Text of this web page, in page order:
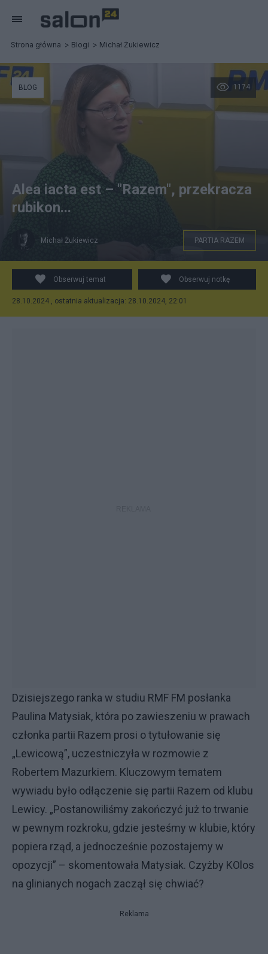
Strona główna Blogi Michał Żukiewicz
screen YT - RMF24
1174
BLOG
Alea iacta est – "Razem", przekracza
rubikon...
Michał Żukiewicz PARTIA RAZEM
Obserwuj temat Obserwuj notkę
28.10.2024 , ostatnia aktualizacja: 28.10.2024, 22:01
Dzisiejszego ranka w studiu RMF FM posłanka
Paulina Matysiak, która po zawieszeniu w prawach
członka partii Razem prosi o tytułowanie się
„Lewicową”, uczestniczyła w rozmowie z
Robertem Mazurkiem. Kluczowym tematem
wywiadu było odłączenie się partii Razem od klubu
Lewicy. „Postanowiliśmy zakończyć już to trwanie
w pewnym rozkroku, gdzie jesteśmy w klubie, który
popiera rząd, a jednocześnie pozostajemy w
opozycji” – skomentowała Matysiak. Czyżby KOlos
na glinianych nogach zaczął się chwiać?
Reklama